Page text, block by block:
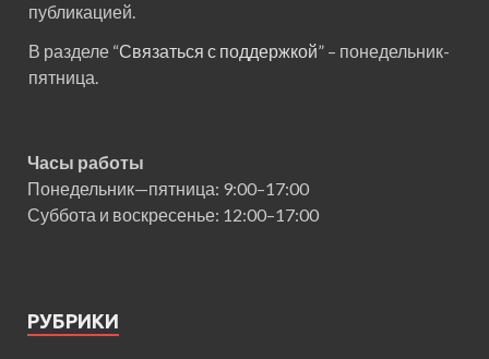
публикацией.
В разделе “Связаться с поддержкой” – понедельник-
пятница.
Часы работы
Понедельник—пятница: 9:00–17:00
Суббота и воскресенье: 12:00–17:00
РУБРИКИ